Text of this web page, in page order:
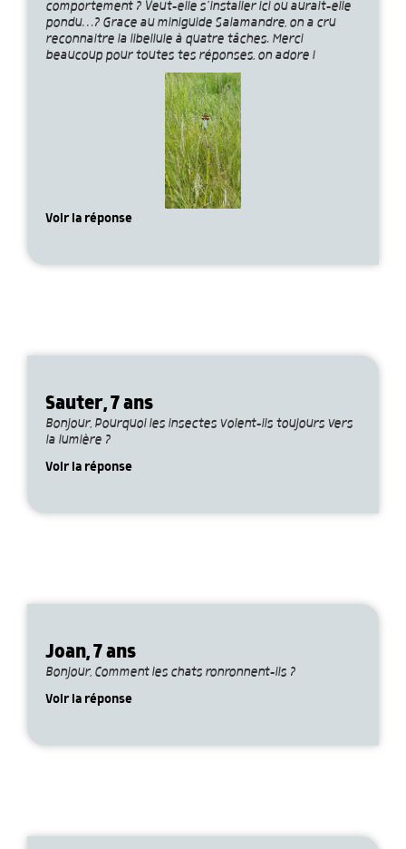
comportement ? Veut-elle s’installer ici ou aurait-elle
pondu…? Grace au miniguide Salamandre, on a cru
reconnaitre la libellule à quatre tâches. Merci
beaucoup pour toutes tes réponses, on adore !
Voir la réponse
Sauter, 7 ans
Bonjour, Pourquoi les insectes volent-ils toujours vers
la lumière ?
Voir la réponse
Joan, 7 ans
Bonjour, Comment les chats ronronnent-ils ?
Voir la réponse